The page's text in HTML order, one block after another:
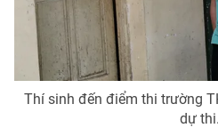
Video
VTV Money
Thí sinh đến điểm thi trường
dự thi.